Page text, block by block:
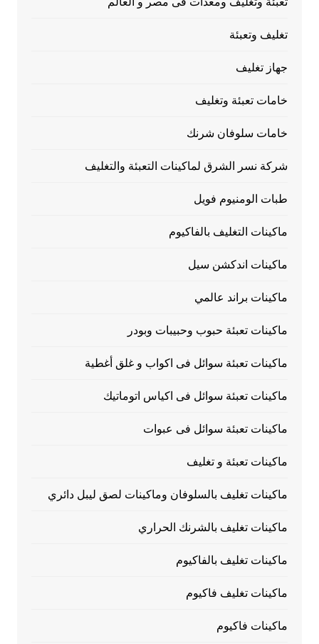
تغليف وتعبئة
جهاز تغليف
خامات تعبئة وتغليف
خامات سلوفان شرنك
شركة نسر الشرق لماكينات التعبئة والتغليف
طبات الومنيوم فويل
ماكينات التغليف بالفاكيوم
ماكينات اندكشن سيل
ماكينات براند عالمي
ماكينات تعبئة حبوب وحبيبات وبودر
ماكينات تعبئة سوائل فى اكواب و غلق أغطية
ماكينات تعبئة سوائل فى اكياس اتوماتيك
ماكينات تعبئة سوائل فى عبوات
ماكينات تعبئة و تغليف
ماكينات تغليف بالسلوفان وماكينات لصق ليبل دائري
ماكينات تغليف بالشرنك الحراري
ماكينات تغليف بالفاكيوم
ماكينات تغليف فاكيوم
ماكينات فاكيوم